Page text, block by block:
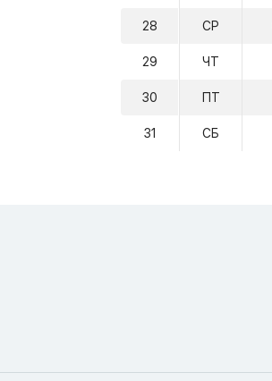
28 СР
29 ЧТ
30 ПТ
31 СБ